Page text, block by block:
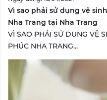
Vì sao phải sử dụng vệ
Nha Trang tại Nha Trang
VÌ SAO PHẢI SỬ DỤNG VỆ
PHÚC NHA TRANG...